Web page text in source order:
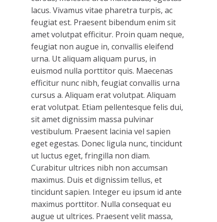
lacus. Vivamus vitae pharetra turpis, ac
feugiat est. Praesent bibendum enim sit
amet volutpat efficitur. Proin quam neque,
feugiat non augue in, convallis eleifend
urna. Ut aliquam aliquam purus, in
euismod nulla porttitor quis. Maecenas
efficitur nunc nibh, feugiat convallis urna
cursus a. Aliquam erat volutpat. Aliquam
erat volutpat. Etiam pellentesque felis dui,
sit amet dignissim massa pulvinar
vestibulum. Praesent lacinia vel sapien
eget egestas. Donec ligula nunc, tincidunt
ut luctus eget, fringilla non diam.
Curabitur ultrices nibh non accumsan
maximus. Duis et dignissim tellus, et
tincidunt sapien. Integer eu ipsum id ante
maximus porttitor. Nulla consequat eu
augue ut ultrices. Praesent velit massa,